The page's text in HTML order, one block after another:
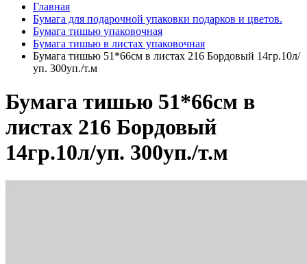
Главная
Бумага для подарочной упаковки подарков и цветов.
Бумага тишью упаковочная
Бумага тишью в листах упаковочная
Бумага тишью 51*66см в листах 216 Бордовый 14гр.10л/
уп. 300уп./т.м
Бумага тишью 51*66см в
листах 216 Бордовый
14гр.10л/уп. 300уп./т.м